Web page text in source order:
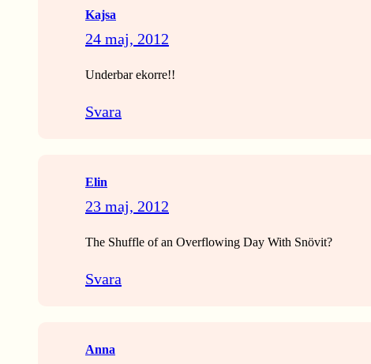
Kajsa
24 maj, 2012
Underbar ekorre!!
Svara
Elin
23 maj, 2012
The Shuffle of an Overflowing Day With Snövit?
Svara
Anna